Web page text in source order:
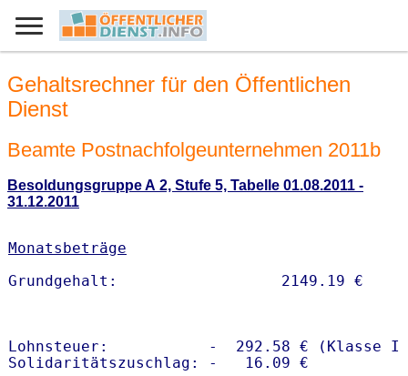
Gehaltsrechner für den Öffentlichen
Dienst
Beamte Postnachfolgeunternehmen 2011b
Besoldungsgruppe A 2, Stufe 5, Tabelle 01.08.2011 -
31.12.2011
Monatsbeträge
Lohnsteuer:           -  292.58 € (Klasse I)
Solidaritätszuschlag: -   16.09 €